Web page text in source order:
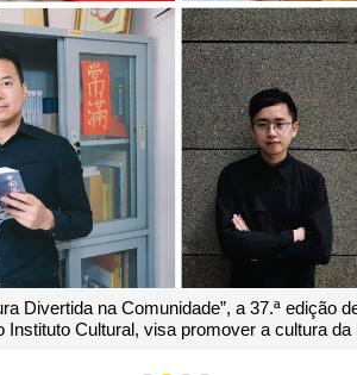
da Biblioteca de Macau” no âmbito do
concluída com sucesso, permitindo às